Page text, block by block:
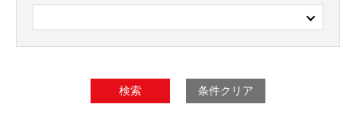
検索 条件クリア